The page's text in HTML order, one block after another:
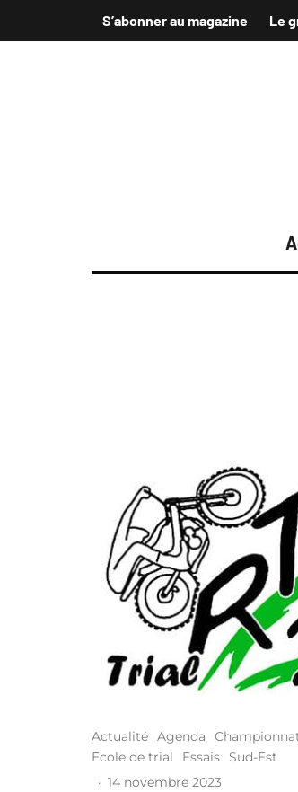
S’abonner au magazine Le
Actualité Agenda
Ecole de trial
Essais
Sud-Est
· 14 novembre 2023